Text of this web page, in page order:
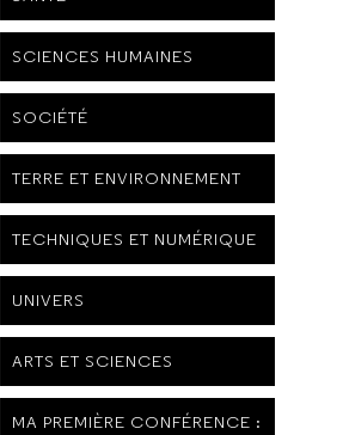
SCIENCES HUMAINES
SOCIÉTÉ
TERRE ET ENVIRONNEMENT
TECHNIQUES ET NUMÉRIQUE
UNIVERS
ARTS ET SCIENCES
MA PREMIÈRE CONFÉRENCE :